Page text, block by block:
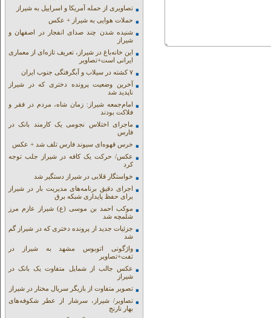
تصاویری از حمله آمریکا و اسراییل به شیراز
حملات هوایی به شیراز + عکس
شنیده شدن چند صدای انفجار در اصفهان و
شیراز
این خانه‌باغ در شیراز، تعریف تازه‌ای از معماری
ایرانی است+تصاویر
۷ کشته در سیلاب و آبگرفتگی جنوب ایران
آخرین وضعیت پرونده دختری که در شیراز
ناپدید شد
امام‌جمعه شیراز: زمان شاه، مردم در فقر و
فلاکت بودند
ماجرای اختلاس نجومی یک کارمند بانک در
فارس
خرس قهوه‌ای سیوند فارس تلف شد + عکس
عکس/ حرکت یک کافه در شیراز جلب توجه
کرد
خواستگار قلابی در شیراز دستگیر شد
اجرای دقیق برنامه‌های مدیریت بار در شیراز
برای حفظ پایداری شبکه برق
موکب احمد بن موسی (ع) شیراز عازم مرز
شلمچه شد
جزئیات جدید از پرونده دختری که در شیراز گم
شد
واژگونی اتوبوس مشهد به شیراز در
تفت+تصاویر
عکس جالب از شمایل متفاوت یک بانک در
شیراز
تصویر متفاوت از بازیگر سریال مختار در شیراز
تصاویر/ شیراز، سرشار از عطر شکوفه‌های
بهار نارنج